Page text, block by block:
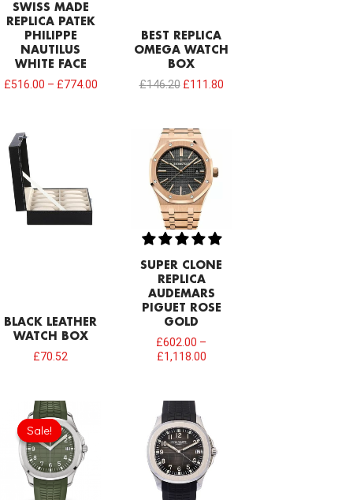
SWISS MADE
REPLICA PATEK
PHILIPPE
NAUTILUS
WHITE FACE
£516.00 – £774.00
BEST REPLICA
OMEGA WATCH
BOX
£146.20 £111.80
BLACK LEATHER
WATCH BOX
£70.52
SUPER CLONE
REPLICA
AUDEMARS
PIGUET ROSE
GOLD
£602.00 –
£1,118.00
Sale!
Sale!
Original
price
was:
£1,118.00.